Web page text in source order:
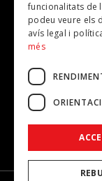
Correu electrònic*
Accepto la
funcionalitats de
podeu veure els
avís legal i
més